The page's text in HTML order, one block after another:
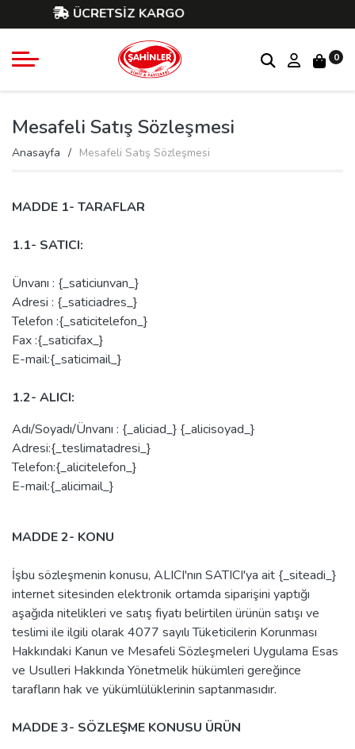
ÜCRETSİZ KARGO
0
Mesafeli Satış Sözleşmesi
Anasayfa Mesafeli Satış Sözleşmesi
MADDE 1- TARAFLAR
1.1- SATICI:
Ünvanı : {_saticiunvan_}
Adresi : {_saticiadres_}
Telefon :{_saticitelefon_}
Fax :{_saticifax_}
E-mail:{_saticimail_}
1.2- ALICI:
Adı/Soyadı/Ünvanı : {_aliciad_} {_alicisoyad_}
Adresi:{_teslimatadresi_}
Telefon:{_alicitelefon_}
E-mail:{_alicimail_}
MADDE 2- KONU
İşbu sözleşmenin konusu, ALICI'nın SATICI'ya ait {_siteadi_}
internet sitesinden elektronik ortamda siparişini yaptığı
aşağıda nitelikleri ve satış fiyatı belirtilen ürünün satışı ve
teslimi ile ilgili olarak 4077 sayılı Tüketicilerin Korunması
Hakkındaki Kanun ve Mesafeli Sözleşmeleri Uygulama Esas
ve Usulleri Hakkında Yönetmelik hükümleri gereğince
tarafların hak ve yükümlülüklerinin saptanmasıdır.
MADDE 3- SÖZLEŞME KONUSU ÜRÜN